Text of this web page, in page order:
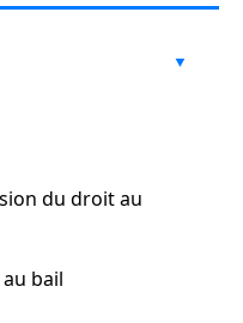
du droit au
bail